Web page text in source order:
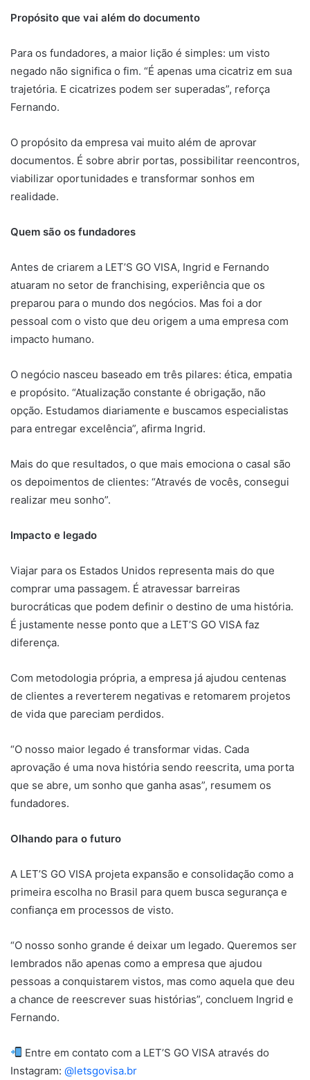
Propósito que vai além do documento
Para os fundadores, a maior lição é simples: um visto
negado não significa o fim. “É apenas uma cicatriz em sua
trajetória. E cicatrizes podem ser superadas”, reforça
Fernando.
O propósito da empresa vai muito além de aprovar
documentos. É sobre abrir portas, possibilitar reencontros,
viabilizar oportunidades e transformar sonhos em
realidade.
Quem são os fundadores
Antes de criarem a LET’S GO VISA, Ingrid e Fernando
atuaram no setor de franchising, experiência que os
preparou para o mundo dos negócios. Mas foi a dor
pessoal com o visto que deu origem a uma empresa com
impacto humano.
O negócio nasceu baseado em três pilares: ética, empatia
e propósito. “Atualização constante é obrigação, não
opção. Estudamos diariamente e buscamos especialistas
para entregar excelência”, afirma Ingrid.
Mais do que resultados, o que mais emociona o casal são
os depoimentos de clientes: “Através de vocês, consegui
realizar meu sonho”.
Impacto e legado
Viajar para os Estados Unidos representa mais do que
comprar uma passagem. É atravessar barreiras
burocráticas que podem definir o destino de uma história.
É justamente nesse ponto que a LET’S GO VISA faz
diferença.
Com metodologia própria, a empresa já ajudou centenas
de clientes a reverterem negativas e retomarem projetos
de vida que pareciam perdidos.
“O nosso maior legado é transformar vidas. Cada
aprovação é uma nova história sendo reescrita, uma porta
que se abre, um sonho que ganha asas”, resumem os
fundadores.
Olhando para o futuro
A LET’S GO VISA projeta expansão e consolidação como a
primeira escolha no Brasil para quem busca segurança e
confiança em processos de visto.
“O nosso sonho grande é deixar um legado. Queremos ser
lembrados não apenas como a empresa que ajudou
pessoas a conquistarem vistos, mas como aquela que deu
a chance de reescrever suas histórias”, concluem Ingrid e
Fernando.
Entre em contato com a LET’S GO VISA através do
Instagram: @letsgovisa.br